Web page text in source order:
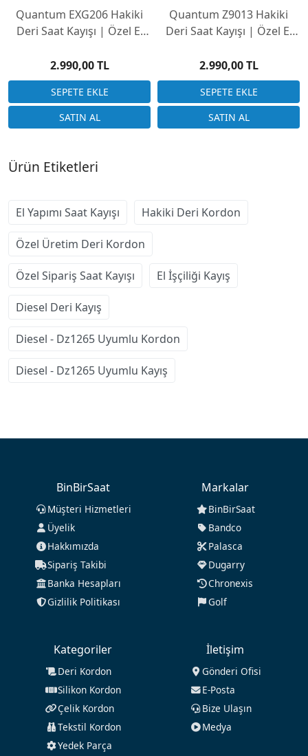
Quantum EXG206 Hakiki
Deri Saat Kayışı | Özel El
2.990,00 TL
Quantum Z9013 Hakiki
Deri Saat Kayışı | Özel El
2.990,00 TL
Ürün Etiketleri
El Yapımı Saat Kayışı Hakiki Deri Kordon
Özel Üretim Deri Kordon
Özel Sipariş Saat Kayışı El İşçiliği Kayış
Diesel Deri Kayış
Diesel - Dz1265 Uyumlu Kordon
Diesel - Dz1265 Uyumlu Kayış
BinBirSaat
Müşteri Hizmetleri
Üyelik
Hakkımızda
Sipariş Takibi
Banka Hesapları
Gizlilik Politikası
Markalar
BinBirSaat
Bandco
Palasca
Dugarry
Chronexis
Golf
Kategoriler
Deri Kordon
Silikon Kordon
Çelik Kordon
Tekstil Kordon
Yedek Parça
İletişim
Gönderi Ofisi
E-Posta
Bize Ulaşın
Medya